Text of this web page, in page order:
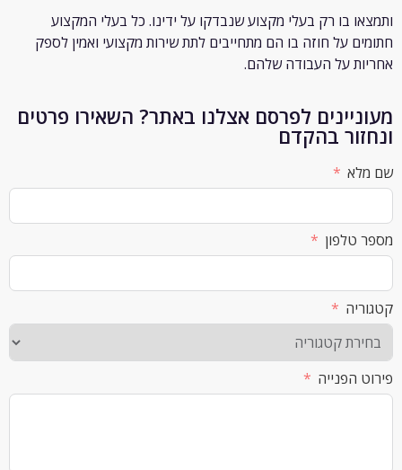
בו רקבעלי מקצוע שנבדקו על ידינו. כל בעלי המקצוע
על חוזה בו הם מתחייבים לתת שירות מקצועי ואמין לספק
על העבודה שלהם.
לפרסם אצלנו באתר? השאירו פרטים
בהקדם